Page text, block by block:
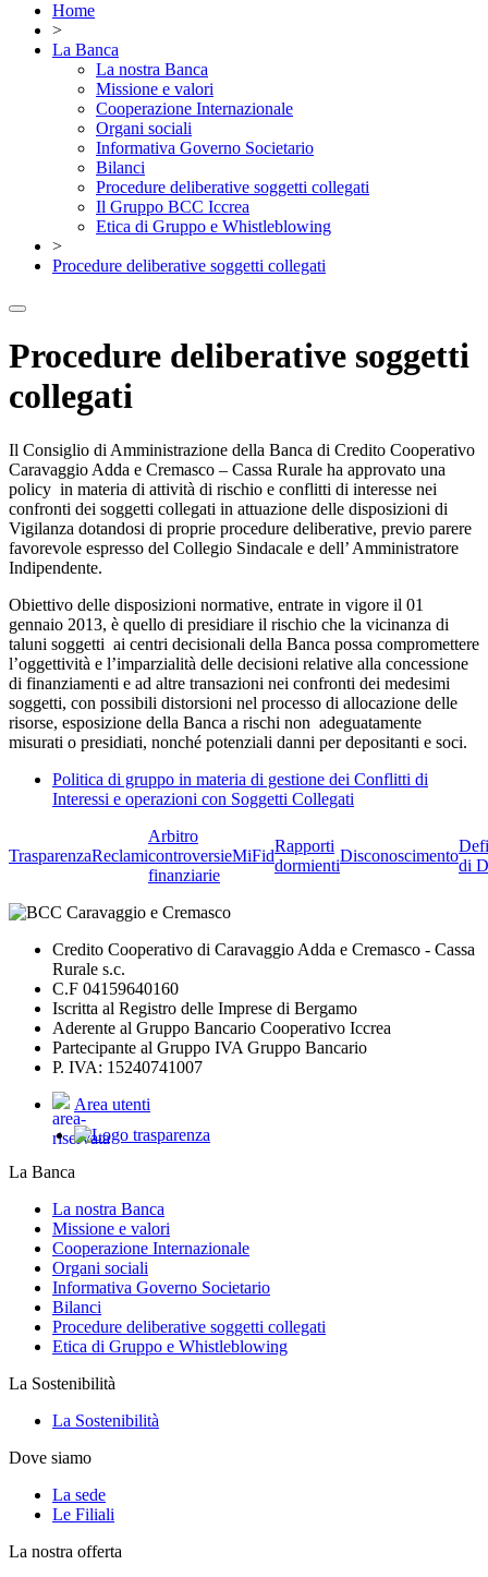
Home
>
La Banca
La nostra Banca
Missione e valori
Cooperazione Internazionale
Organi sociali
Informativa Governo Societario
Bilanci
Procedure deliberative soggetti collegati
Il Gruppo BCC Iccrea
Etica di Gruppo e Whistleblowing
>
Procedure deliberative soggetti collegati
Procedure deliberative soggetti
collegati
Il Consiglio di Amministrazione della Banca di Credito Cooperativo
Caravaggio Adda e Cremasco – Cassa Rurale ha approvato una
policy in materia di attività di rischio e conflitti di interesse nei
confronti dei soggetti collegati in attuazione delle disposizioni di
Vigilanza dotandosi di proprie procedure deliberative, previo parere
favorevole espresso del Collegio Sindacale e dell’ Amministratore
Indipendente.
Obiettivo delle disposizioni normative, entrate in vigore il 01
gennaio 2013, è quello di presidiare il rischio che la vicinanza di
taluni soggetti ai centri decisionali della Banca possa compromettere
l’oggettività e l’imparzialità delle decisioni relative alla concessione
di finanziamenti e ad altre transazioni nei confronti dei medesimi
soggetti, con possibili distorsioni nel processo di allocazione delle
risorse, esposizione della Banca a rischi non adeguatamente
misurati o presidiati, nonché potenziali danni per depositanti e soci.
Politica di gruppo in materia di gestione dei Conflitti di
Interessi e operazioni con Soggetti Collegati
TrasparenzaReclami
Arbitro
controversie
finanziarie
MiFid
Rapporti
dormienti
Disconoscimento
di
Credito Cooperativo di Caravaggio Adda e Cremasco - Cassa
Rurale s.c.
C.F 04159640160
Iscritta al Registro delle Imprese di Bergamo
Aderente al Gruppo Bancario Cooperativo Iccrea
Partecipante al Gruppo IVA Gruppo Bancario
P. IVA: 15240741007
Area utenti
La Banca
La nostra Banca
Missione e valori
Cooperazione Internazionale
Organi sociali
Informativa Governo Societario
Bilanci
Procedure deliberative soggetti collegati
Etica di Gruppo e Whistleblowing
La Sostenibilità
La Sostenibilità
Dove siamo
La sede
Le Filiali
La nostra offerta